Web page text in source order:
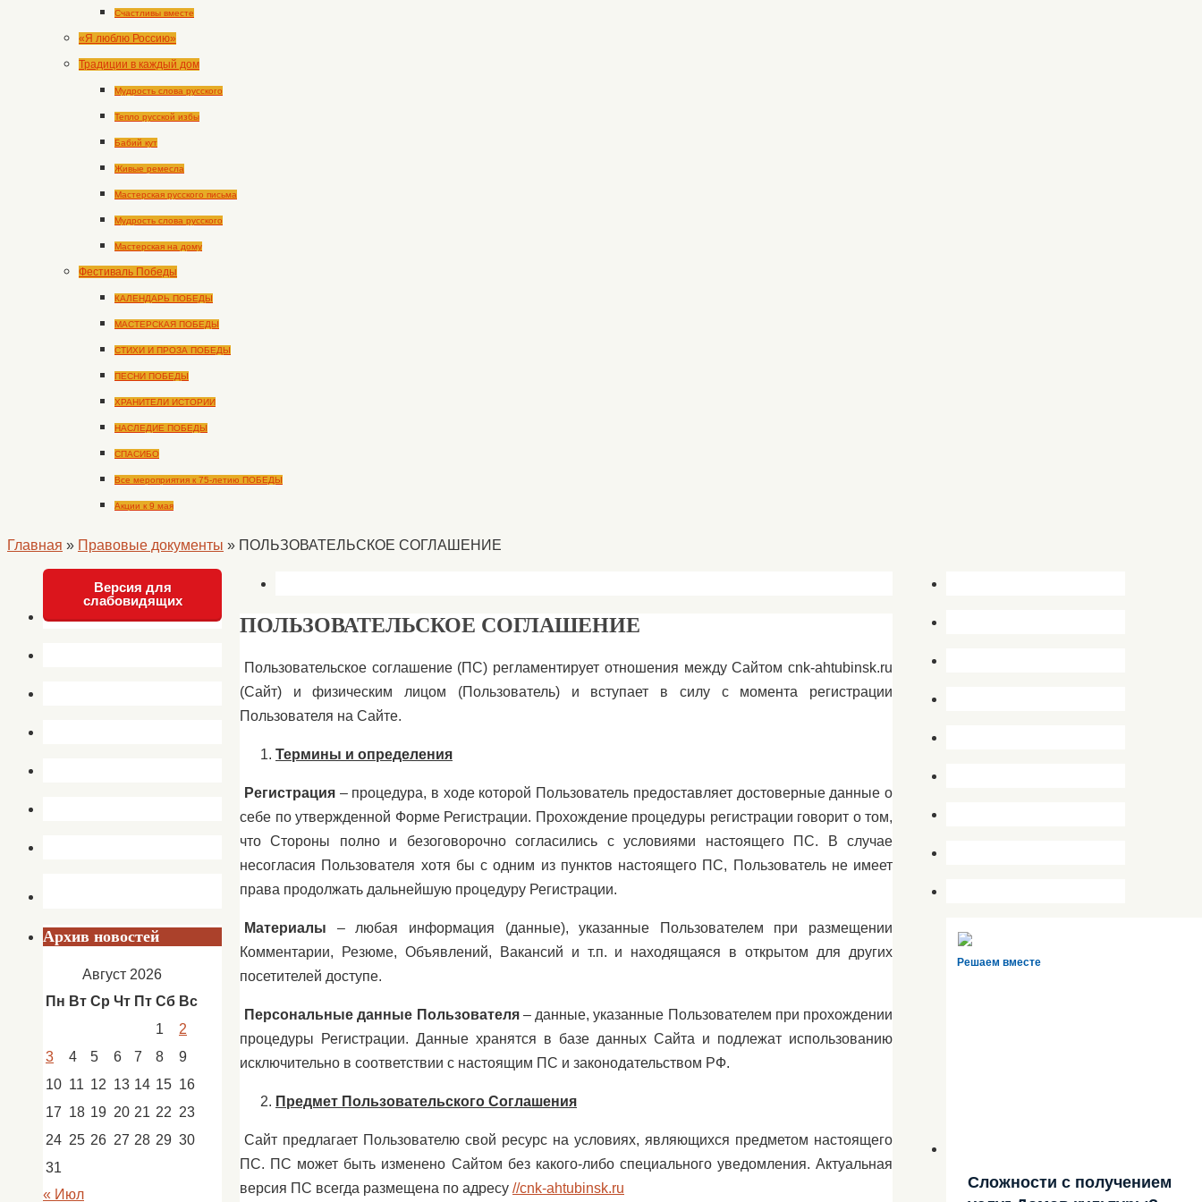
Счастливы вместе
«Я люблю Россию»
Традиции в каждый дом
Мудрость слова русского
Тепло русской избы
Бабий кут
Живые ремесла
Мастерская русского письма
Мудрость слова русского
Мастерская на дому
Фестиваль Победы
КАЛЕНДАРЬ ПОБЕДЫ
МАСТЕРСКАЯ ПОБЕДЫ
СТИХИ И ПРОЗА ПОБЕДЫ
ПЕСНИ ПОБЕДЫ
ХРАНИТЕЛИ ИСТОРИИ
НАСЛЕДИЕ ПОБЕДЫ
СПАСИБО
Все мероприятия к 75-летию ПОБЕДЫ
Акции к 9 мая
Главная » Правовые документы » ПОЛЬЗОВАТЕЛЬСКОЕ СОГЛАШЕНИЕ
ПОЛЬЗОВАТЕЛЬСКОЕ СОГЛАШЕНИЕ
Пользовательское соглашение (ПС) регламентирует отношения между Сайтом cnk-ahtubinsk.ru
(Сайт) и физическим лицом (Пользователь) и вступает в силу с момента регистрации
Пользователя на Сайте.
Термины и определения
Регистрация – процедура, в ходе которой Пользователь предоставляет достоверные данные о
себе по утвержденной Форме Регистрации. Прохождение процедуры регистрации говорит о том,
что Стороны полно и безоговорочно согласились с условиями настоящего ПС. В случае
несогласия Пользователя хотя бы с одним из пунктов настоящего ПС, Пользователь не имеет
права продолжать дальнейшую процедуру Регистрации.
Материалы – любая информация (данные), указанные Пользователем при размещении
Комментарии, Резюме, Объявлений, Вакансий и т.п. и находящаяся в открытом для других
посетителей доступе.
Персональные данные Пользователя– данные, указанные Пользователем при прохождении
процедуры Регистрации. Данные хранятся в базе данных Сайта и подлежат использованию
исключительно в соответствии с настоящим ПС и законодательством РФ.
Предмет Пользовательского Соглашения
Сайт предлагает Пользователю свой ресурс на условиях, являющихся предметом настоящего
ПС. ПС может быть изменено Сайтом без какого-либо специального уведомления. Актуальная
версия ПС всегда размещена по адресу //cnk-ahtubinsk.ru
Версия для
слабовидящих
Архив новостей
Август 2026
Пн Вт Ср Чт Пт Сб Вс
1
2
3
4 5 6 7 8
9
10 11 12 13 14 15 16
17 18 19 20 21 22 23
24 25 26 27 28 29 30
31
« Июл
Решаем вместе
Сложности с получением